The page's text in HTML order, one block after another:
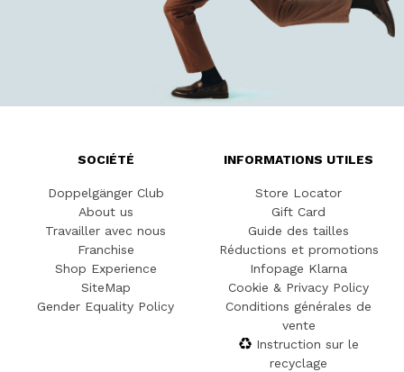
SOCIÉTÉ
Doppelgänger Club
About us
Travailler avec nous
Franchise
Shop Experience
SiteMap
Gender Equality Policy
INFORMATIONS UTILES
Store Locator
Gift Card
Guide des tailles
Réductions et promotions
Infopage Klarna
Cookie & Privacy Policy
Conditions générales de
vente
Instruction sur le
recyclage